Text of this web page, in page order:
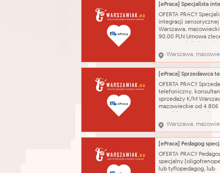
12/48. Warunki
indywidualnego
kandydatem -
dłuższe
OFERTA PRACY
integracji
Warszawa,
90,00 PLN Umowa
01.09.2026
Integracji
dziećmi w wieku
przedszkolnym w
przystosowanej do
wykształcenie -
licencjat) zawód
Warszawa,
OFERTA PRACY
telefoniczny,
sprzedaży K/M
mazowieckie od 4 806
przychodzące i 4,7% -
połączenia
Umowa zlecenie /
świadczenie usług
Kontakt telefoniczny z
klientami - połączenia
wychodzące i przy
Warszawa,
OFERTA PRACY
specjalny
lub tyflopedagog, lub